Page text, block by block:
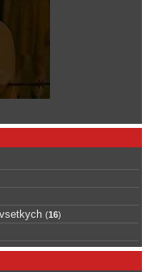
(16)